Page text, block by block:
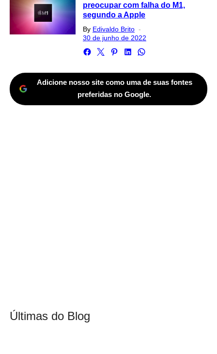
preocupar com falha do M1,
segundo a Apple
By Edivaldo Brito
on
30 de junho de 2022
Adicione nosso site como uma de suas fontes
preferidas no Google.
Últimas do Blog